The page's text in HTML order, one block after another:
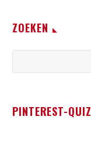
ZOEKEN
PINTEREST-QUIZ